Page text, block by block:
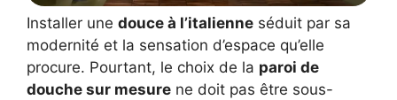
Installer une douce à l’italienne séduit par sa
modernité et la sensation d’espace qu’elle
procure. Pourtant, le choix de la paroi de
douche sur mesure ne doit pas être sous-